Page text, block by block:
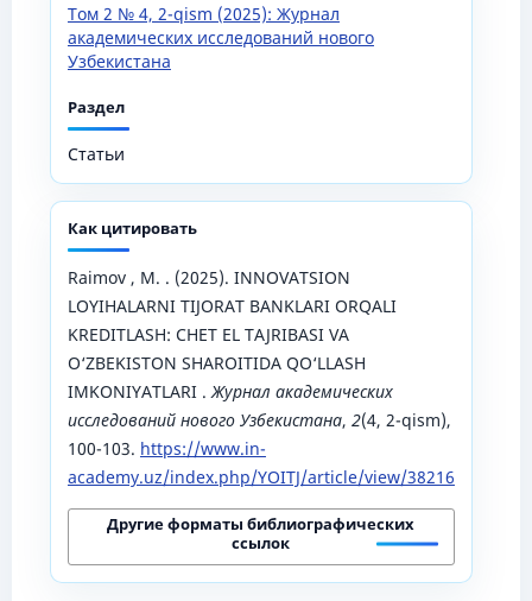
Том 2 № 4, 2-qism (2025): Журнал
академических исследований нового
Узбекистана
Раздел
Статьи
Как цитировать
Raimov , M. . (2025). INNOVATSION
LOYIHALARNI TIJORAT BANKLARI ORQALI
KREDITLASH: CHET EL TAJRIBASI VA
O‘ZBEKISTON SHAROITIDA QO‘LLASH
IMKONIYATLARI .Журнал академических
исследований нового Узбекистана, 2(4, 2-qism),
100-103. https://www.in-
academy.uz/index.php/YOITJ/article/view/38216
Другие форматы библиографических
ссылок